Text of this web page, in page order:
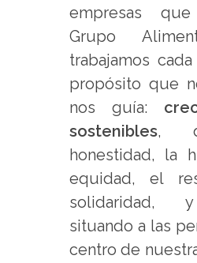
empresas
Grupo
trabajamos
propósito que
nos guía:
sostenibles,
honestidad, la
equidad, el
solidaridad,
situando a las
centro de